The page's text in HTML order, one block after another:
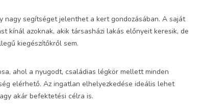
nagy segítséget jelenthet a kert gondozásában. A saját
kínál azoknak, akik társasházi lakás előnyeit keresik, de
kiegészítőkről sem.
ahol a nyugodt, családias légkör mellett minden
elérhető. Az ingatlan elhelyezkedése ideális lehet
akár befektetési célra is.